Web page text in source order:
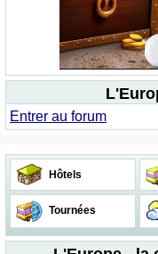
Entrer au forum
Hôtels
Tournées